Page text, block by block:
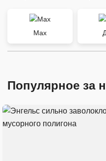
Max
Популярное за